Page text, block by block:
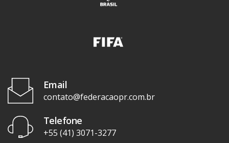
Email
contato@federacaopr.com.br
Telefone
+55 (41) 3071-3277